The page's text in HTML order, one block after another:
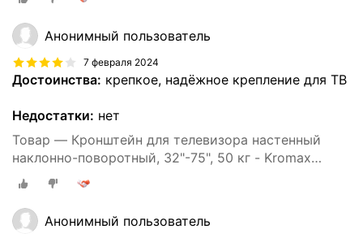
Анонимный пользователь
7 февраля 2024
Достоинства: крепкое, надёжное крепление для ТВ
Недостатки: нет
Товар — Кронштейн для телевизора настенный
наклонно-поворотный, 32"-75", 50 кг - Kromax
ATLANTIS-80
Анонимный пользователь